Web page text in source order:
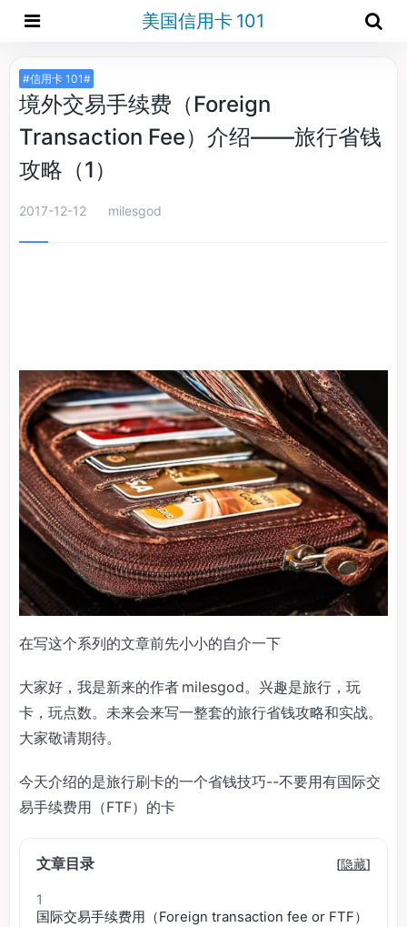
美国信用卡 101
#信用卡 101#
境外交易手续费（Foreign
Transaction Fee）介绍——旅行省钱
攻略（1）
2017-12-12 milesgod
在写这个系列的文章前先小小的自介一下
大家好，我是新来的作者 milesgod。兴趣是旅行，玩
卡，玩点数。未来会来写一整套的旅行省钱攻略和实战。
大家敬请期待。
今天介绍的是旅行刷卡的一个省钱技巧--不要用有国际交
易手续费用（FTF）的卡
文章目录 [隐藏]
1
国际交易手续费用（Foreign transaction fee or FTF）